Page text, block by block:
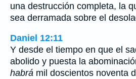
una destrucción completa, la
sea derramada sobre el
Daniel 12:11
Y desde el tiempo en que el
abolido y puesta la
habrá mil doscientos noventa